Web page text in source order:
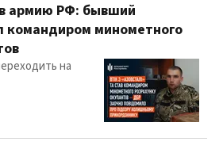
армию РФ: бывший
командиром минометного
на